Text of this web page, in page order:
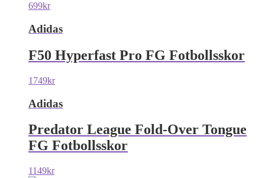
699kr
Adidas
F50 Hyperfast Pro FG Fotbollsskor
1749kr
Adidas
Predator League Fold-Over Tongue
FG Fotbollsskor
1149kr